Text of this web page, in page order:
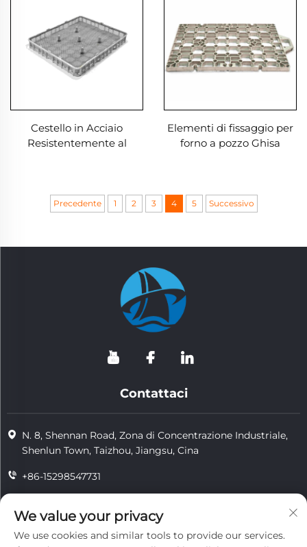
Cestello in Acciaio
Resistentemente al
Elementi di fissaggio per
forno a pozzo Ghisa
Precedente 1 2 3 4 5 Successivo
Contattaci
N. 8, Shennan Road, Zona di Concentrazione Industriale,
Shenlun Town, Taizhou, Jiangsu, Cina
+86-15298547731
[email protected]
We value your privacy
We use cookies and similar tools to provide our services.